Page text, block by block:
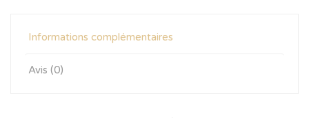
Informations complémentaires
Avis (0)